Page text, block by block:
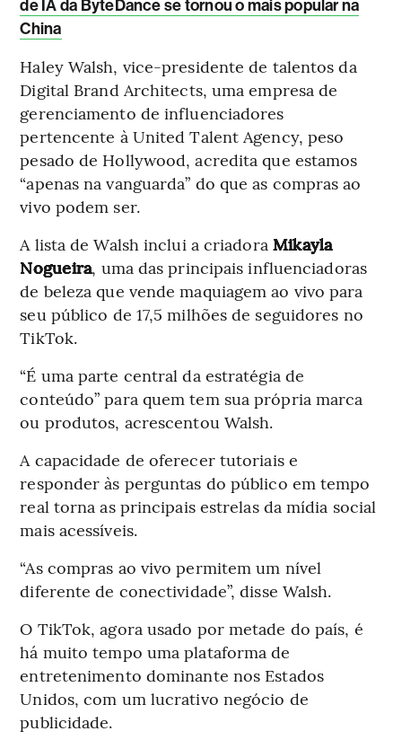
de IA da ByteDance se tornou o mais popular na
China
Haley Walsh, vice-presidente de talentos da
Digital Brand Architects, uma empresa de
gerenciamento de influenciadores
pertencente à United Talent Agency, peso
pesado de Hollywood, acredita que estamos
“apenas na vanguarda” do que as compras ao
vivo podem ser.
A lista de Walsh inclui a criadora Mikayla
Nogueira, uma das principais influenciadoras
de beleza que vende maquiagem ao vivo para
seu público de 17,5 milhões de seguidores no
TikTok.
“É uma parte central da estratégia de
conteúdo” para quem tem sua própria marca
ou produtos, acrescentou Walsh.
A capacidade de oferecer tutoriais e
responder às perguntas do público em tempo
real torna as principais estrelas da mídia social
mais acessíveis.
“As compras ao vivo permitem um nível
diferente de conectividade”, disse Walsh.
O TikTok, agora usado por metade do país, é
há muito tempo uma plataforma de
entretenimento dominante nos Estados
Unidos, com um lucrativo negócio de
publicidade.